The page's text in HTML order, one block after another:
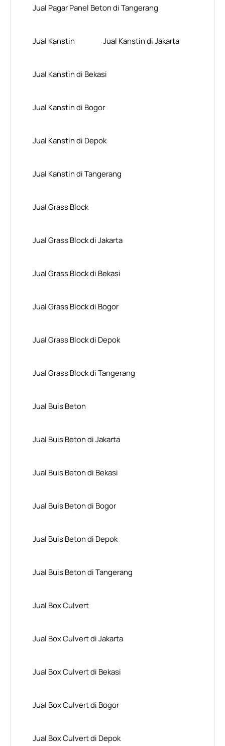
Jual Pagar Panel Beton di Tangerang
Jual Kanstin Jual Kanstin di Jakarta
Jual Kanstin di Bekasi
Jual Kanstin di Bogor
Jual Kanstin di Depok
Jual Kanstin di Tangerang
Jual Grass Block
Jual Grass Block di Jakarta
Jual Grass Block di Bekasi
Jual Grass Block di Bogor
Jual Grass Block di Depok
Jual Grass Block di Tangerang
Jual Buis Beton
Jual Buis Beton di Jakarta
Jual Buis Beton di Bekasi
Jual Buis Beton di Bogor
Jual Buis Beton di Depok
Jual Buis Beton di Tangerang
Jual Box Culvert
Jual Box Culvert di Jakarta
Jual Box Culvert di Bekasi
Jual Box Culvert di Bogor
Jual Box Culvert di Depok